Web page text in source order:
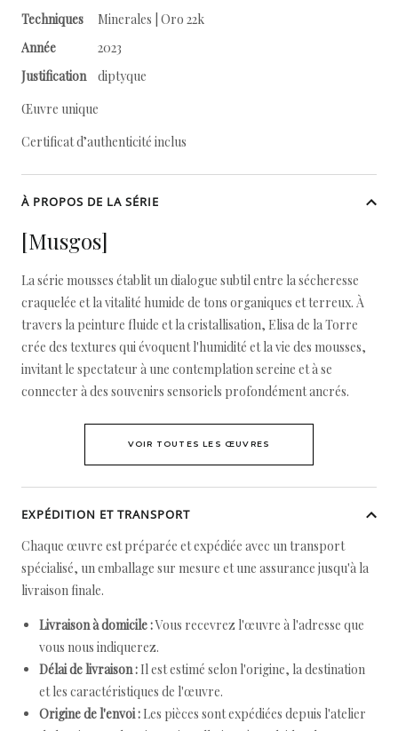
Techniques
Minerales | Oro 22k
Année
2023
Justification
diptyque
Œuvre unique
Certificat d’authenticité inclus
À PROPOS DE LA SÉRIE
[Musgos]
La série mousses établit un dialogue subtil entre la sécheresse
craquelée et la vitalité humide de tons organiques et terreux. À
travers la peinture fluide et la cristallisation, Elisa de la Torre
crée des textures qui évoquent l'humidité et la vie des mousses,
invitant le spectateur à une contemplation sereine et à se
connecter à des souvenirs sensoriels profondément ancrés.
VOIR TOUTES LES ŒUVRES
EXPÉDITION ET TRANSPORT
Chaque œuvre est préparée et expédiée avec un transport
spécialisé, un emballage sur mesure et une assurance jusqu'à la
livraison finale.
Livraison à domicile :Vous recevrez l'œuvre à l'adresse que
vous nous indiquerez.
Délai de livraison : Il est estimé selon l'origine, la destination
et les caractéristiques de l'œuvre.
Origine de l'envoi : Les pièces sont expédiées depuis l'atelier